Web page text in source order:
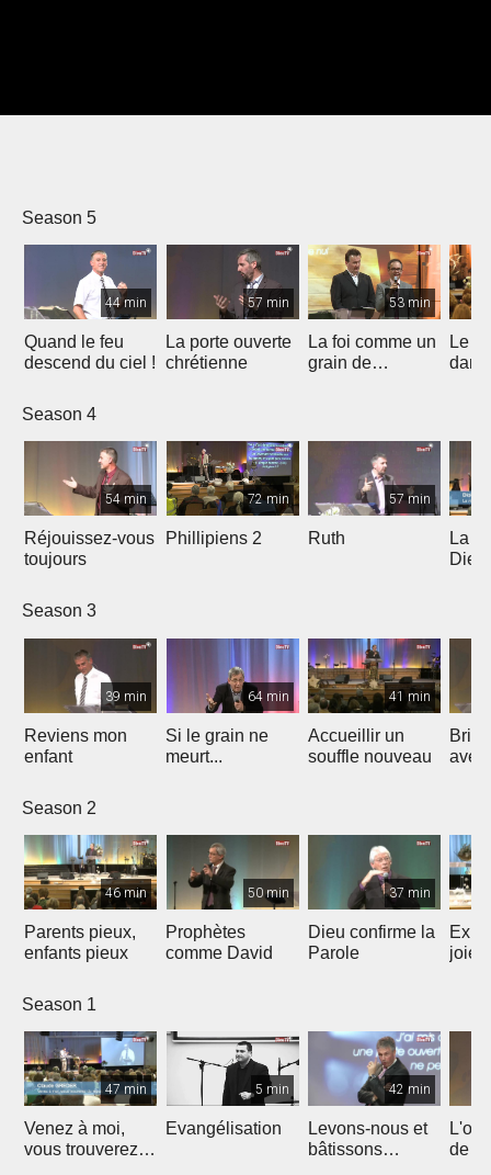
Season 5
44 min
Quand le feu
descend du ciel !
57 min
La porte ouverte
chrétienne
53 min
La foi comme un
grain de
Le
Season 4
54 min
Réjouissez-vous
toujours
72 min
Phillipiens 2
57 min
Ruth
La
Dieu
Season 3
39 min
Reviens mon
enfant
64 min
Si le grain ne
meurt...
41 min
Accueillir un
souffle nouveau
Season 2
46 min
Parents pieux,
enfants pieux
50 min
Prophètes
comme David
37 min
Dieu confirme la
Parole
joie
Season 1
47 min
Venez à moi,
vous trouverez
5 min
Evangélisation
42 min
Levons-nous et
bâtissons
de